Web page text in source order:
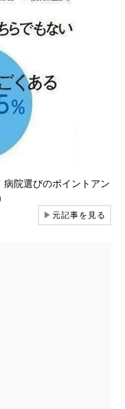
院選びのポイントアン
▶元記事を見る